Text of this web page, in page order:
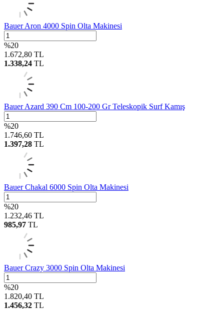
Bauer Aron 4000 Spin Olta Makinesi
%20
1.672,80 TL
1.338,24 TL
Bauer Azard 390 Cm 100-200 Gr Teleskopik Surf Kamış
%20
1.746,60 TL
1.397,28 TL
Bauer Chakal 6000 Spin Olta Makinesi
%20
1.232,46 TL
985,97 TL
Bauer Crazy 3000 Spin Olta Makinesi
%20
1.820,40 TL
1.456,32 TL